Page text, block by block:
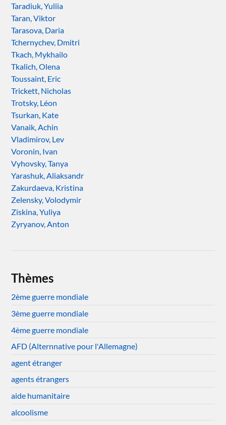
Taradiuk, Yuliia
Taran, Viktor
Tarasova, Daria
Tchernychev, Dmitri
Tkach, Mykhailo
Tkalich, Olena
Toussaint, Eric
Trickett, Nicholas
Trotsky, Léon
Tsurkan, Kate
Vanaik, Achin
Vladimirov, Lev
Voronin, Ivan
Vyhovsky, Tanya
Yarashuk, Aliaksandr
Zakurdaeva, Kristina
Zelensky, Volodymir
Ziskina, Yuliya
Zyryanov, Anton
Thèmes
2ème guerre mondiale
3ème guerre mondiale
4ème guerre mondiale
AFD (Alternnative pour l'Allemagne)
agent étranger
agents étrangers
aide humanitaire
alcoolisme